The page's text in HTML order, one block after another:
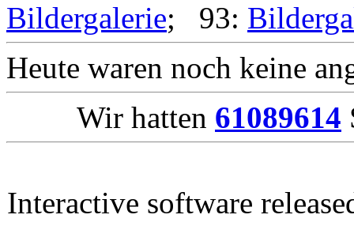
Bildergalerie; 93:
Heute waren noch keine
Wir hatten 61089614
Interactive software